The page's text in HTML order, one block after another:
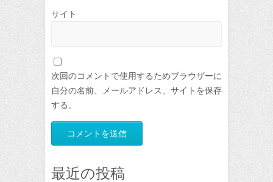
サイト
次回のコメントで使用するためブラウザーに
自分の名前、メールアドレス、サイトを保存
する。
最近の投稿